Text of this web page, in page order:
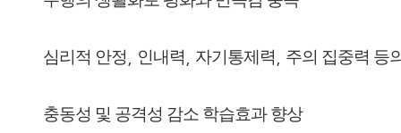
심리적 안정 인내력 자기통제력 주의 집중력 등
충동성 및 공격성 감소 학습효과 향상